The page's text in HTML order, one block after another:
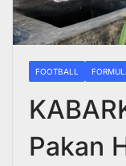
FOOTBALL
Pakan